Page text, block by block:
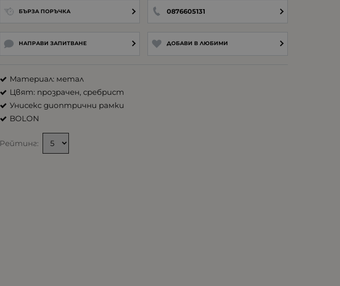
БЪРЗА ПОРЪЧКА 0876605131
НАПРАВИ ЗАПИТВАНЕ ДОБАВИ В ЛЮБИМИ
Материал: метал
Цвят: прозрачен, сребрист
Унисекс диоптрични рамки
BOLON
Рейтинг: